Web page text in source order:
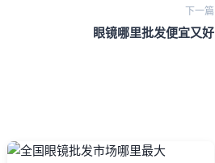
下一篇
眼镜哪里批发便宜又好